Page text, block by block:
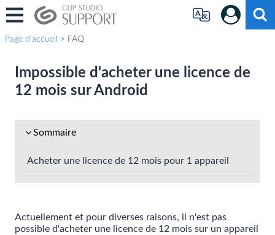
Page d'accueil > FAQ
Impossible d'acheter une licence de
12 mois sur Android
Sommaire
Acheter une licence de 12 mois pour 1 appareil
Actuellement et pour diverses raisons, il n'est pas
possible d'acheter une licence de 12 mois sur un appareil